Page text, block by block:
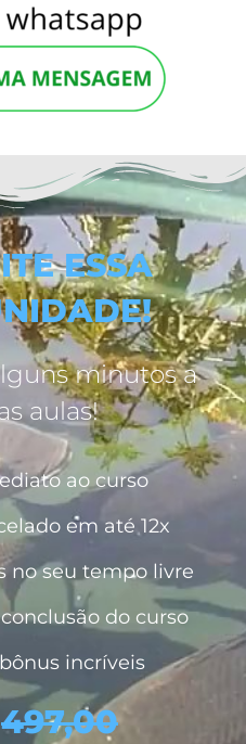
ESSA
minutos a
aulas!
ao curso
em até 12x
no seu tempo livre
do curso
incríveis
497,00